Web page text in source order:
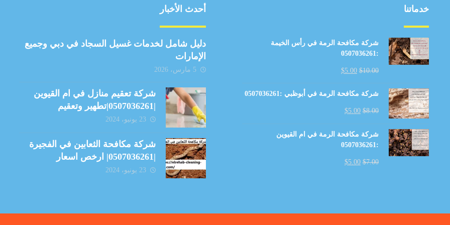
خدماتنا
شركة مكافحة الرمة في رأس الخيمة
:0507036261
$10.00
$5.00
شركة مكافحة الرمة في أبوظبي :0507036261
$8.00
$5.00
شركة مكافحة الرمة في ام القيوين
:0507036261
$7.00
$5.00
أحدث الأخبار
دليل شامل لخدمات غسيل السجاد في دبي وجميع
الإمارات
5 مارس، 2026
شركة تعقيم منازل في ام القيوين
|0507036261|تطهير وتعقيم
23 يونيو، 2024
شركة مكافحة الثعابين في الفجيرة
|0507036261| ارخص اسعار
23 يونيو، 2024